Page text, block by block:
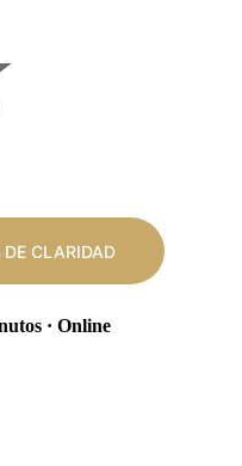
DE CLARIDAD
· Online